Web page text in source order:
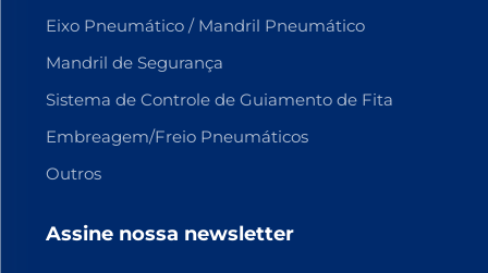
Eixo Pneumático / Mandril Pneumático
Mandril de Segurança
Sistema de Controle de Guiamento de Fita
Embreagem/Freio Pneumáticos
Outros
Assine nossa newsletter